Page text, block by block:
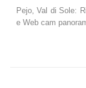
Pejo, Val di Sole:
e Web cam